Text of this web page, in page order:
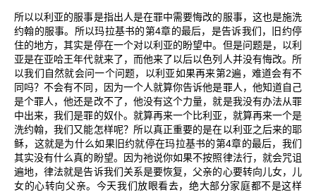
所以以利亚的服事是指出人是在罪中需要悔改的服事，这也是施洗
约翰的服事。所以玛拉基书的第4章的最后，是告诉我们，旧约停
住的地方，其实是停在一个对以利亚的盼望中。但是问题是，以利
亚是在亚哈王年代就来了，而他来了以后以色列人并没有悔改。所
以我们自然就会问一个问题，以利亚如果再来第2遍，难道会有不
同吗？不会有不同，因为一个人就算你告诉他是罪人，他知道自己
是个罪人，他还是改不了，他没有这个力量，就是我没有办法从罪
中出来，我们是罪的奴仆。就算再来一个比利亚，就算再来一个是
洗约翰，我们又能怎样呢？所以真正重要的是在以利亚之后来的耶
稣，这就是为什么如果旧约就停在玛拉基书的第4章的最后，我们
其实没有什么真的盼望。因为祂说你如果不按照律法行，就会咒诅
遍地，律法就是告诉我们关系是要恢复，父亲的心要转向儿女，儿
女的心转向父亲。今天我们放眼看去，绝大部分家庭都不是这样